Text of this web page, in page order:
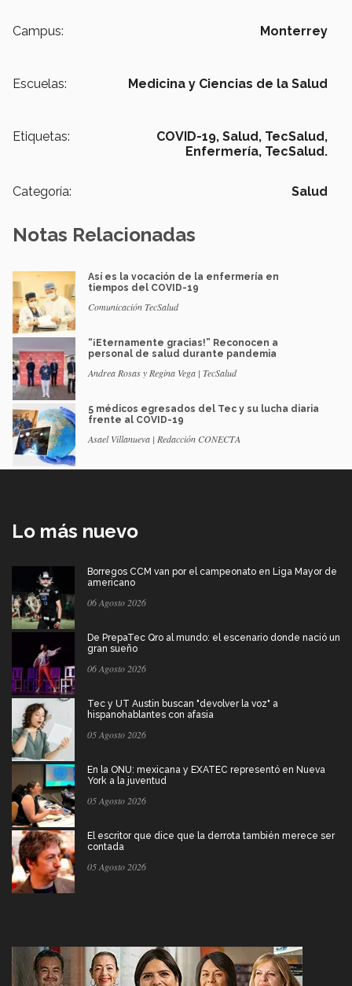
Campus: Monterrey
Escuelas: Medicina y Ciencias de la Salud
Etiquetas: COVID-19, Salud, TecSalud,
Enfermería, TecSalud.
Categoría: Salud
Notas Relacionadas
Así es la vocación de la enfermería en
tiempos del COVID-19
Comunicación TecSalud
“¡Eternamente gracias!” Reconocen a
personal de salud durante pandemia
Andrea Rosas y Regina Vega | TecSalud
5 médicos egresados del Tec y su lucha diaria
frente al COVID-19
Asael Villanueva | Redacción CONECTA
Lo más nuevo
Borregos CCM van por el campeonato en Liga Mayor de
americano
06 Agosto 2026
De PrepaTec Qro al mundo: el escenario donde nació un
gran sueño
06 Agosto 2026
Tec y UT Austin buscan "devolver la voz" a
hispanohablantes con afasia
05 Agosto 2026
En la ONU: mexicana y EXATEC representó en Nueva
York a la juventud
05 Agosto 2026
El escritor que dice que la derrota también merece ser
contada
05 Agosto 2026